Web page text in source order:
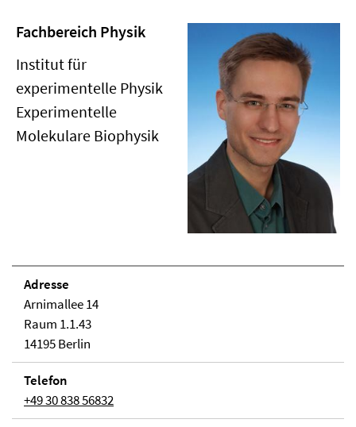
Fachbereich Physik
Institut für
experimentelle Physik
Experimentelle
Molekulare Biophysik
Adresse
Arnimallee 14
Raum 1.1.43
14195 Berlin
Telefon
+49 30 838 56832